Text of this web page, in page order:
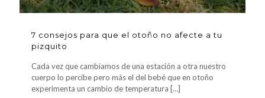
7 consejos para que el otoño no afecte a tu
pizquito
Cada vez que cambiamos de una estación a otra nuestro
cuerpo lo percibe pero más el del bebé que en otoño
experimenta un cambio de temperatura […]